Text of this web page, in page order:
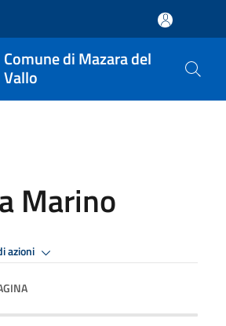
Comune di Mazara del
Vallo
Marino
azioni